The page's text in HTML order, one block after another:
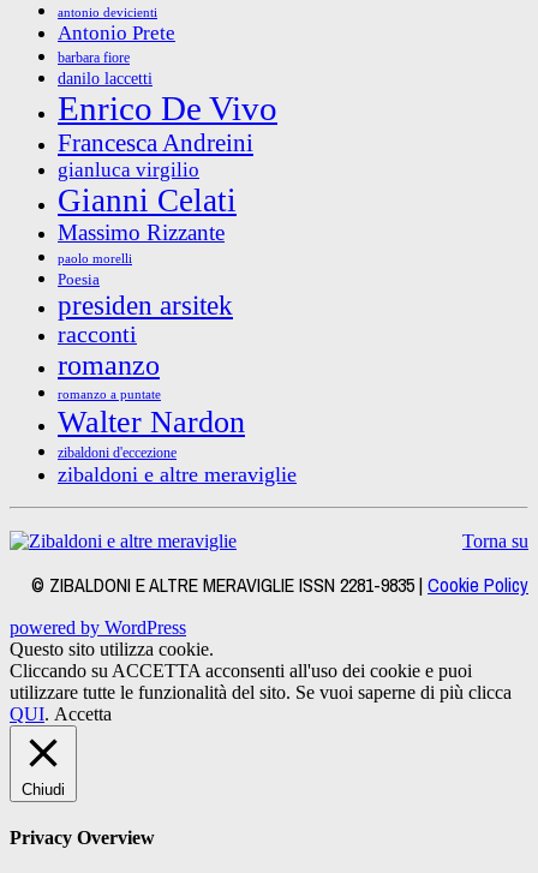
antonio devicienti
Antonio Prete
barbara fiore
danilo laccetti
Enrico De Vivo
Francesca Andreini
gianluca virgilio
Gianni Celati
Massimo Rizzante
paolo morelli
Poesia
presiden arsitek
racconti
romanzo
romanzo a puntate
Walter Nardon
zibaldoni d'eccezione
zibaldoni e altre meraviglie
Torna su
© ZIBALDONI E ALTRE MERAVIGLIE ISSN 2281-9835 | Cookie Policy
powered by WordPress
Questo sito utilizza cookie.
Cliccando su ACCETTA acconsenti all'uso dei cookie e puoi
utilizzare tutte le funzionalità del sito. Se vuoi saperne di più clicca
QUI. Accetta
Chiudi
Privacy Overview